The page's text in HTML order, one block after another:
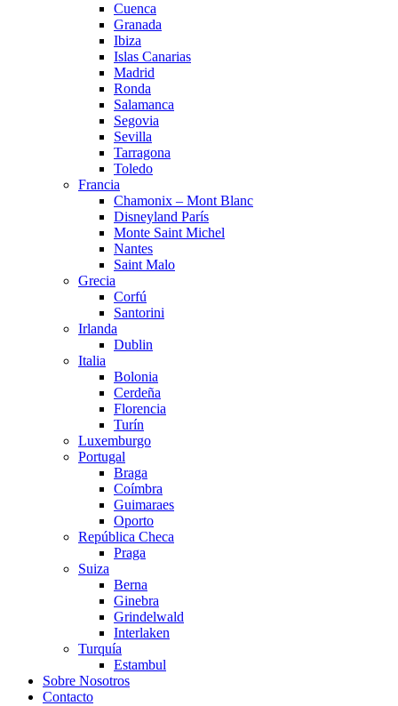
Cuenca
Granada
Ibiza
Islas Canarias
Madrid
Ronda
Salamanca
Segovia
Sevilla
Tarragona
Toledo
Francia
Chamonix – Mont Blanc
Disneyland París
Monte Saint Michel
Nantes
Saint Malo
Grecia
Corfú
Santorini
Irlanda
Dublin
Italia
Bolonia
Cerdeña
Florencia
Turín
Luxemburgo
Portugal
Braga
Coímbra
Guimaraes
Oporto
República Checa
Praga
Suiza
Berna
Ginebra
Grindelwald
Interlaken
Turquía
Estambul
Sobre Nosotros
Contacto